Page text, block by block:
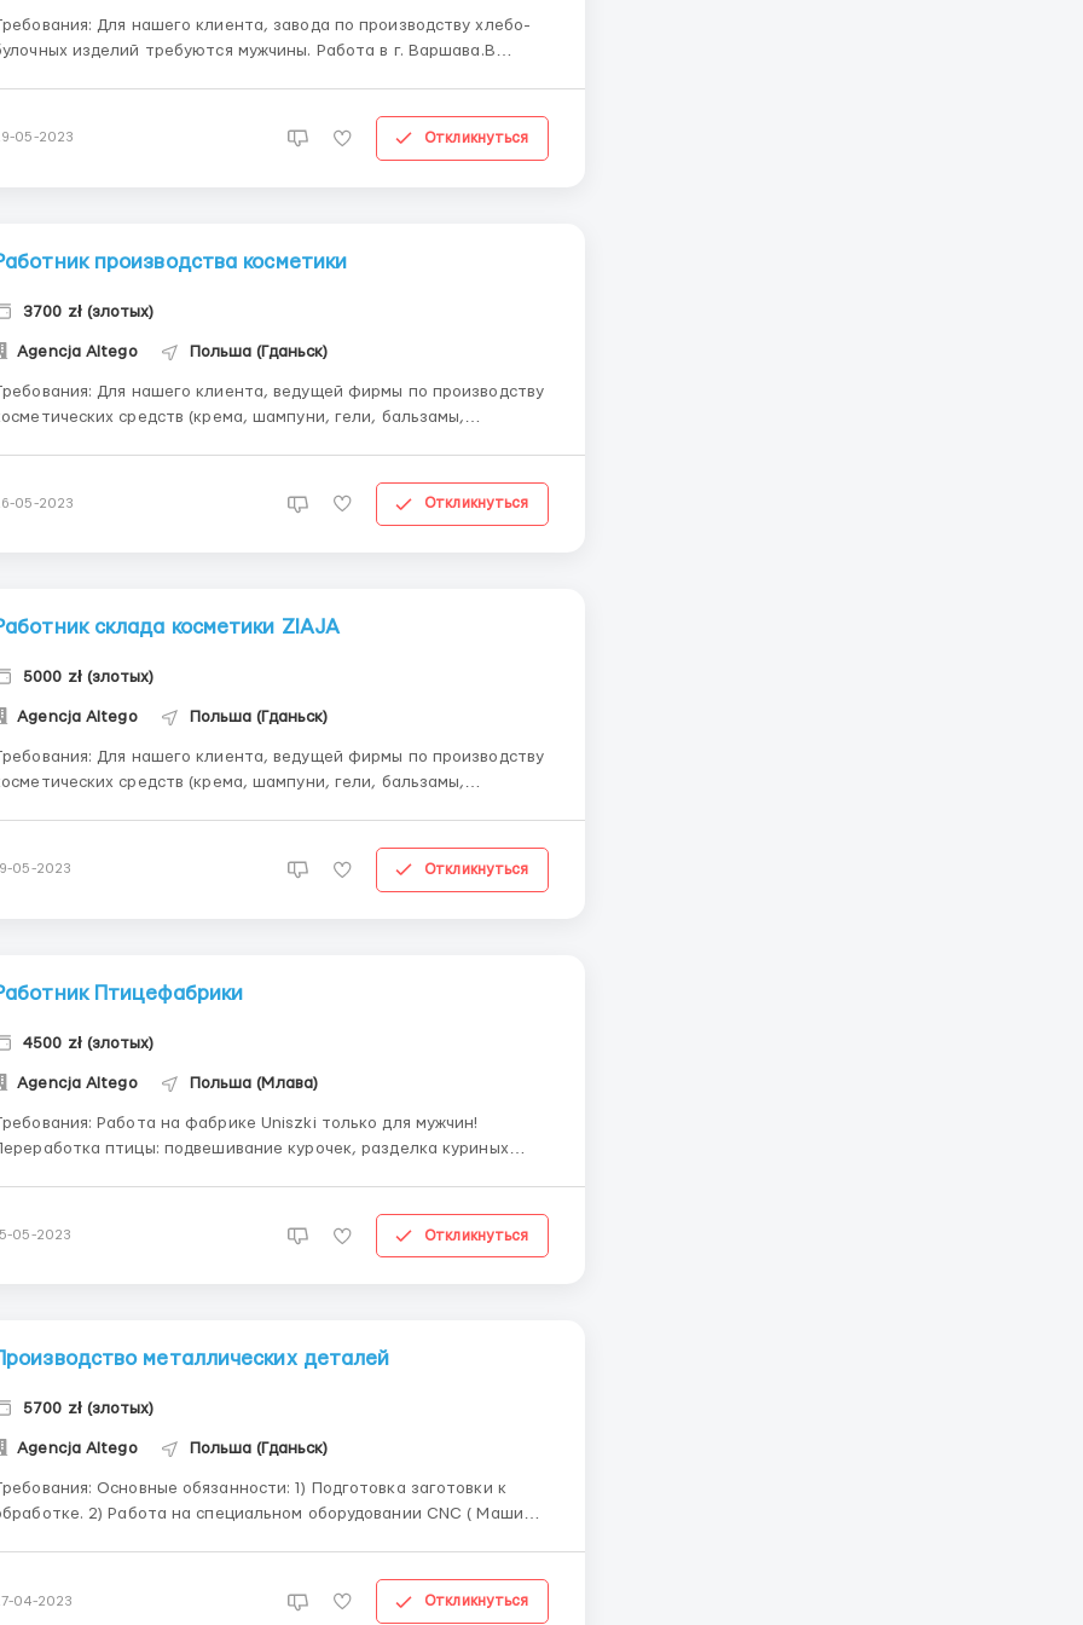
Для нашего клиента, завода по производству хлебо-
изделий требуются мужчины. Работа в г. Варшава.В
требованиям,следить за наполнением емкостей ...
05-2023 Откликнуться
производства косметики
3700 zł (злотых)
Agencja Altego Польша (Гданьск)
Для нашего клиента, ведущей фирмы по производству
средств (крема, шампуни, гели, бальзамы,
машин которые разливают массу в емкости и
05-2023 Откликнуться
склада косметики ZIAJA
5000 zł (злотых)
Agencja Altego Польша (Гданьск)
Для нашего клиента, ведущей фирмы по производству
средств (крема, шампуни, гели, бальзамы,
прием и выдача материалов со склада или...
05-2023 Откликнуться
Птицефабрики
4500 zł (злотых)
Agencja Altego Польша (Млава)
Работа на фабрике Uniszki только для мужчин!
птицы: подвешивание курочек, разделка куриных
курей и упаковка - женщины. Куриц привозят в ящиках...
05-2023 Откликнуться
металлических деталей
5700 zł (злотых)
Agencja Altego Польша (Гданьск)
Основные обязанности: 1) Подготовка заготовки к
2) Работа на специальном оборудовании CNC ( Машина
04-2023 Откликнуться